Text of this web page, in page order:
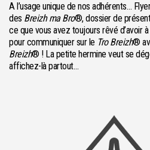
A l’usage unique de nos adhérents…
des Breizh ma Bro®, dossier de
ce que vous avez toujours rêvé d’avoir
pour communiquer sur le Tro Breizh®
Breizh® ! La petite hermine veut se
affichez-là partout…